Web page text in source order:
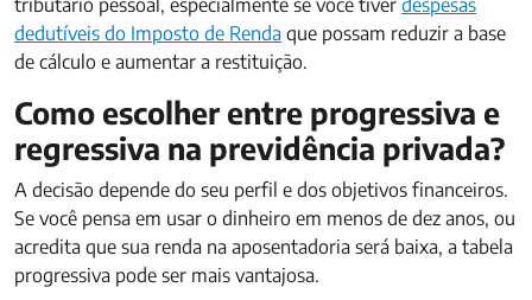
tributário pessoal, especialmente se você tiver despesas
dedutíveis do Imposto de Renda que possam reduzir a base
de cálculo e aumentar a restituição.
Como escolher entre progressiva e
regressiva na previdência privada?
A decisão depende do seu perfil e dos objetivos financeiros.
Se você pensa em usar o dinheiro em menos de dez anos, ou
acredita que sua renda na aposentadoria será baixa, a tabela
progressiva pode ser mais vantajosa.